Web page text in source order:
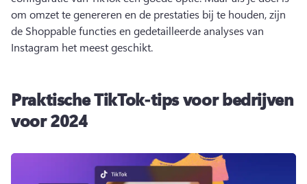
om omzet te genereren en de prestaties bij te houden, zijn
de Shoppable functies en gedetailleerde analyses van
Instagram het meest geschikt.
Praktische TikTok-tips voor bedrijven
voor 2024